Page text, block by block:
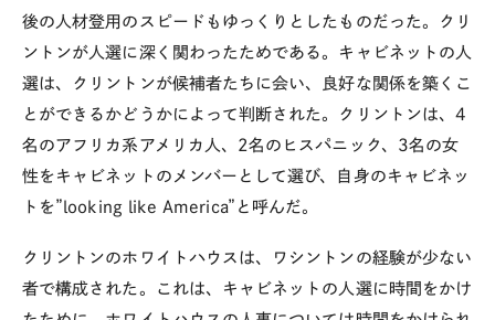
後の人材登用のスピードもゆっくりとしたものだった。クリ
ントンが人選に深く関わったためである。キャビネットの人
選は、クリントンが候補者たちに会い、良好な関係を築くこ
とができるかどうかによって判断された。クリントンは、4
名のアフリカ系アメリカ人、2名のヒスパニック、3名の女
性をキャビネットのメンバーとして選び、自身のキャビネッ
トを”looking like America”と呼んだ。
クリントンのホワイトハウスは、ワシントンの経験が少ない
者で構成された。これは、キャビネットの人選に時間をかけ